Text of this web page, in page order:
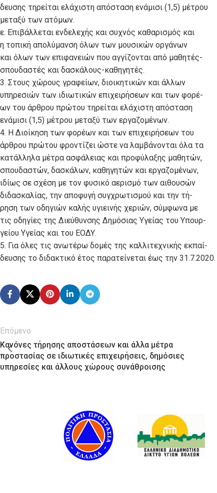
δευσης τηρείται ελάχιστη απόσταση ενάμισι (1,5) μέτρου
μεταξύ των ατόμων.
ε. Επιβάλλεται ενδελεχής και συχνός καθαρισμός και
η τοπική απολύμανση όλων των μουσικών οργάνων
και όλων των επιφανειών που αγγίζονται από μαθητές-
σπουδαστές και δασκάλους-καθηγητές.
3. Στους χώρους γραφείων, διοικητικών και άλλων
υπηρεσιών των ιδιωτικών επιχειρήσεων και των φορέ-
ων του άρθρου πρώτου τηρείται ελάχιστη απόσταση
ενάμισι (1,5) μέτρου μεταξύ των εργαζομένων.
4. Η Διοίκηση των φορέων και των επιχειρήσεων του
άρθρου πρώτου φροντίζει ώστε να λαμβάνονται όλα τα
κατάλληλα μέτρα ασφάλειας και προφύλαξης μαθητών,
σπουδαστών, δασκάλων, καθηγητών και εργαζομένων,
ιδίως σε σχέση με τον φυσικό αερισμό των αιθουσών
διδασκαλίας, την αποφυγή συγχρωτισμού και την τή-
ρηση των οδηγιών καλής υγιεινής χεριών, σύμφωνα με
τις οδηγίες της Διεύθυνσης Δημόσιας Υγείας του Υπουρ-
γείου Υγείας και του ΕΟΔΥ.
5. Για όλες τις ανωτέρω δομές της καλλιτεχνικής εκπαί-
δευσης το διδακτικό έτος παρατείνεται έως την 31.7.2020.
Επόμενο
Κανόνες τήρησης αποστάσεων και άλλα μέτρα
προστασίας σε ιδιωτικές επιχειρήσεις, δημόσιες
υπηρεσίες και άλλους χώρους συνάθροισης